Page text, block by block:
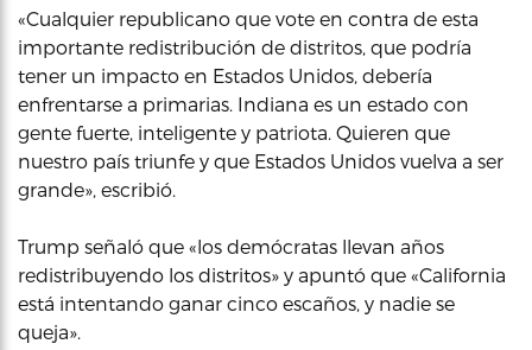
«Cualquier republicano que vote en contra de esta
importante redistribución de distritos, que podría
tener un impacto en Estados Unidos, debería
enfrentarse a primarias. Indiana es un estado con
gente fuerte, inteligente y patriota. Quieren que
nuestro país triunfe y que Estados Unidos vuelva a ser
grande», escribió.
Trump señaló que «los demócratas llevan años
redistribuyendo los distritos» y apuntó que «California
está intentando ganar cinco escaños, y nadie se
queja».